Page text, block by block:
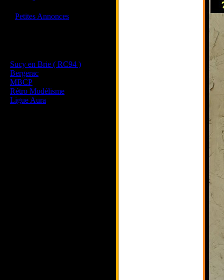
Petites Annonces
Sucy en Brie ( RC94 )
Bergerac
MBCP
Rétro Modélisme
Ligue Aura